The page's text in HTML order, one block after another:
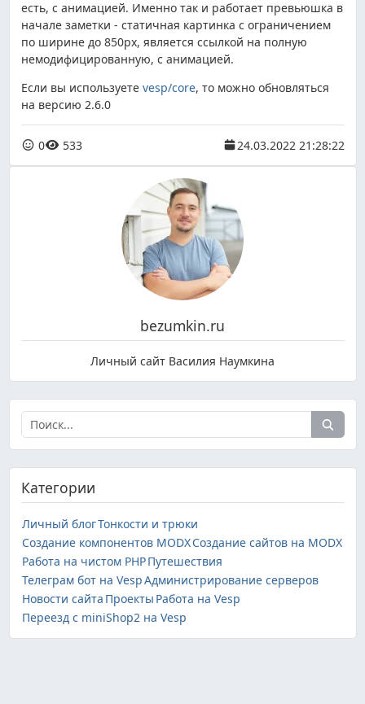
есть, с анимацией. Именно так и работает превьюшка в
начале заметки - статичная картинка с ограничением
по ширине до 850px, является ссылкой на полную
немодифицированную, с анимацией.
Если вы используете vesp/core, то можно обновляться
на версию 2.6.0
0 533 24.03.2022 21:28:22
bezumkin.ru
Личный сайт Василия Наумкина
Категории
Личный блогТонкости и трюки
Создание компонентов MODXСоздание сайтов на MODX
Работа на чистом PHPПутешествия
Телеграм бот на VespАдминистрирование серверов
Новости сайта Проекты Работа на Vesp
Переезд с miniShop2 на Vesp